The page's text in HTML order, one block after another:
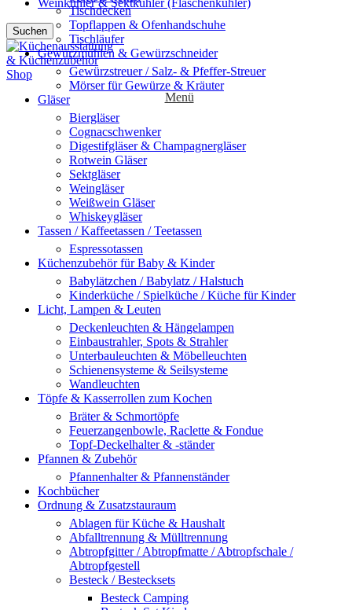
Weinkühler & Sektkühler (Flaschenkühler)
Suchen
Menü
Tischdecken
Topflappen & Ofenhandschuhe
Tischläufer
Gewürzmühlen & Gewürzschneider
Gewürzstreuer / Salz- & Pfeffer-Streuer
Mörser für Gewürze & Kräuter
Gläser
Biergläser
Cognacschwenker
Digestifgläser & Champagnergläser
Rotwein Gläser
Sektgläser
Weingläser
Weißwein Gläser
Whiskeygläser
Tassen / Kaffeetassen / Teetassen
Espressotassen
Küchenzubehör für Baby & Kinder
Babylätzchen / Babylatz / Halstuch
Kinderküche / Spielküche / Küche für Kinder
Licht, Lampen & Leuten
Deckenleuchten & Hängelampen
Einbaustrahler, Spots & Strahler
Unterbauleuchten & Möbelleuchten
Schienensysteme & Seilsysteme
Wandleuchten
Töpfe & Kasserrollen zum Kochen
Bräter & Schmortöpfe
Feuerzangenbowle, Raclette & Fondue
Topf-Deckelhalter & -ständer
Pfannen & Zubehör
Pfannenhalter & Pfannenständer
Kochbücher
Ordnung & Zusatzstauraum
Ablagen für Küche & Haushalt
Abfalltrennung & Mülltrennung
Abtropfgitter / Abtropfmatte / Abtropfschale /
Abtropfgestell
Besteck / Bestecksets
Besteck Camping